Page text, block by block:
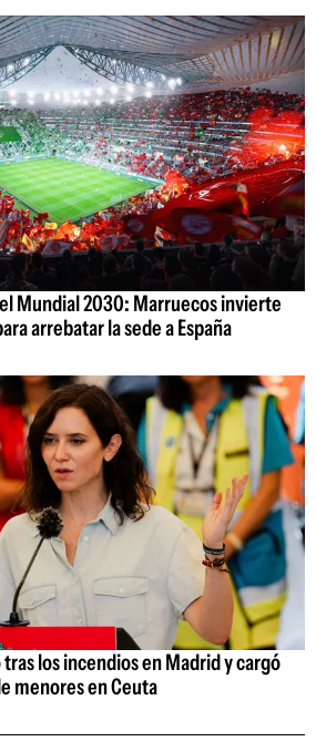
Mundial 2030: Marruecos invierte
arrebatar la sede a España
los incendios en Madrid y cargó
menores en Ceuta